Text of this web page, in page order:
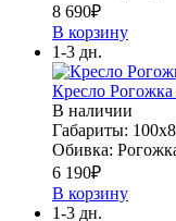
8 690₽
В корзину
1-3 дн.
Кресло Рогожка
В наличии
Габариты:
Обивка:
6 190₽
В корзину
1-3 дн.